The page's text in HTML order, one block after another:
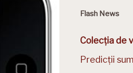
Flash News
Colecția de
Predicții